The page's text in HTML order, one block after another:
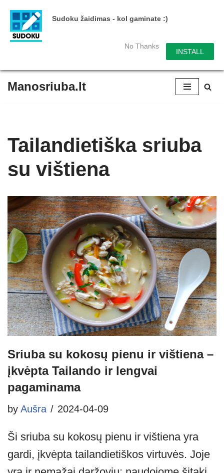
Sudoku žaidimas - kol gaminate :)
No Thanks
INSTALL
content
Manosriuba.lt
Tailandietiška sriuba
su vištiena
Sriuba su kokosų pienu ir vištiena –
įkvėpta Tailando ir lengvai
pagaminama
by Aušra 2024-04-09
Ši sriuba su kokosų pienu ir vištiena yra
gardi, įkvėpta tailandietiškos virtuvės. Joje